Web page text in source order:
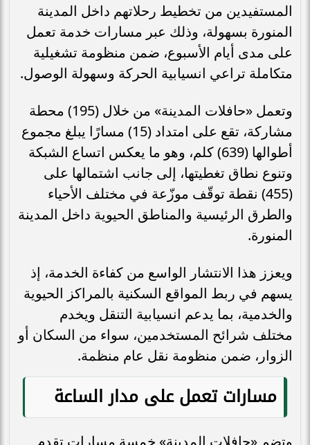
المستفيدين من تخطيط رحلاتهم داخل المدينة
المنورة بسهولة، وذلك عبر مسارات خدمة تعمل
على مدى أيام الأسبوع، ضمن منظومة تشغيلية
متكاملة تراعي انسيابية الحركة وسهولة الوصول.
وتعمل «حافلات المدينة» من خلال (195) محطة
مشاركة، تقع على امتداد (15) مسارًا يبلغ مجموع
أطوالها (639) كلم، وهو ما يعكس اتساع الشبكة
وتنوع نطاق تغطيتها، إلى جانب اشتمالها على
(455) نقطة توقّف موزّعة في مختلف الأحياء
والطرق الرئيسية والمناطق الحيوية داخل المدينة
المنورة.
ويعزز هذا الانتشار الواسع من كفاءة الخدمة، إذ
يسهم في ربط المواقع السكنية بالمراكز الحيوية
والخدمية، بما يدعم انسيابية التنقل ويخدم
مختلف شرائح المستخدمين، سواء من السكان أو
الزوار، ضمن منظومة نقل عام منظمة.
مسارات تعمل على مدار الساعة